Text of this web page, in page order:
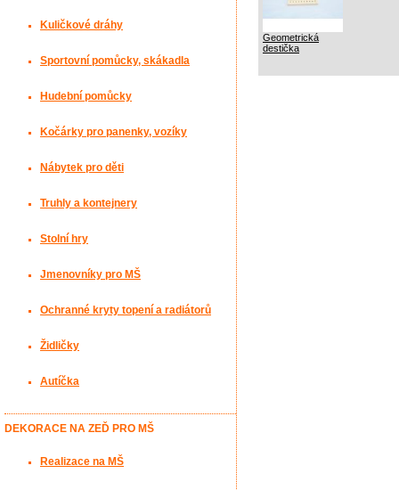
Geometrická
destička
Kuličkové dráhy
Sportovní pomůcky, skákadla
Hudební pomůcky
Kočárky pro panenky, vozíky
Nábytek pro děti
Truhly a kontejnery
Stolní hry
Jmenovníky pro MŠ
Ochranné kryty topení a radiátorů
Židličky
Autíčka
DEKORACE NA ZEĎ PRO MŠ
Realizace na MŠ